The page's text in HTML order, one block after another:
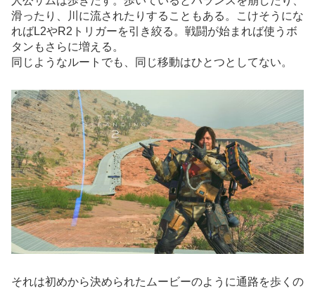
滑ったり、川に流されたりすることもある。こけそうにな
ればL2やR2トリガーを引き絞る。戦闘が始まれば使うボ
タンもさらに増える。
同じようなルートでも、同じ移動はひとつとしてない。
それは初めから決められたムービーのように通路を歩くの